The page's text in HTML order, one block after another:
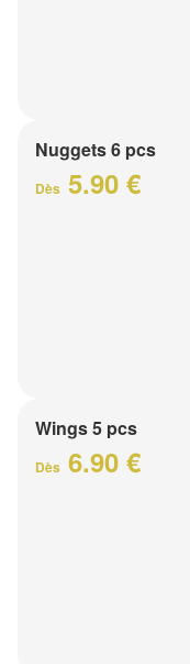
Nuggets 6 pcs
Dès 5.90 €
Wings 5 pcs
Dès 6.90 €